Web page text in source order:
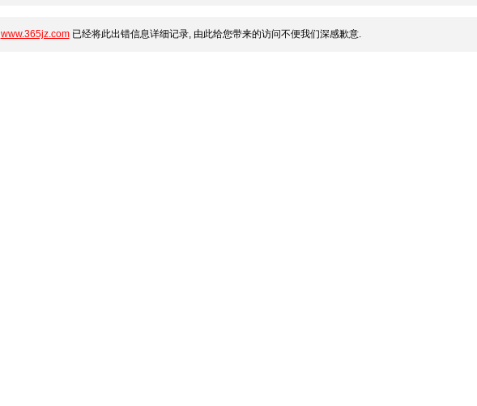
www.365jz.com已经将此出错信息详细记录, 由此给您带来的访问不便我们深感歉意.